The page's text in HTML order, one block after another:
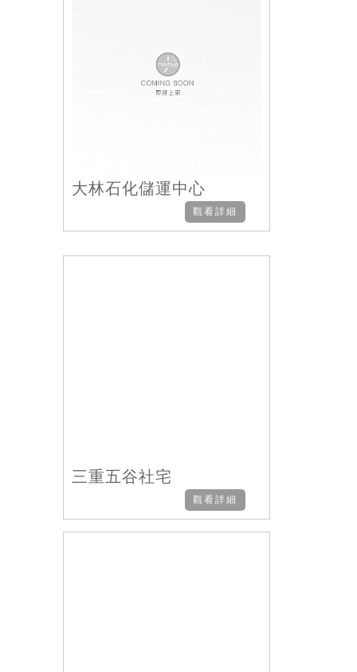
大林石化儲運中心
觀看詳細
三重五谷社宅
觀看詳細